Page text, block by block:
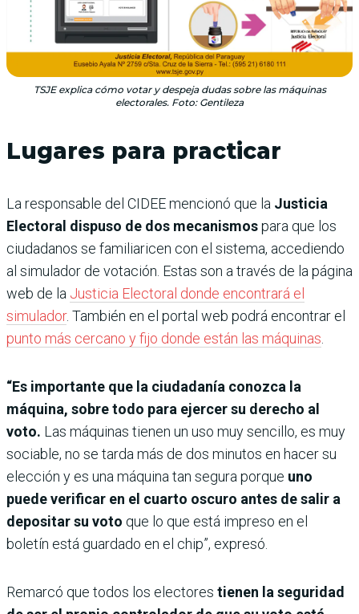
TSJE explica cómo votar y despeja dudas sobre las máquinas
electorales. Foto: Gentileza
Lugares para practicar
La responsable del CIDEE mencionó que la Justicia
Electoral dispuso de dos mecanismospara que los
ciudadanos se familiaricen con el sistema, accediendo
al simulador de votación. Estas son a través de la página
web de la Justicia Electoral donde encontrará el
simulador. También en el portal web podrá encontrar el
punto más cercano y fijo donde están las máquinas
“Es importante que la ciudadanía conozca la
máquina, sobre todo para ejercer su derecho al
voto. Las máquinas tienen un uso muy sencillo, es muy
sociable, no se tarda más de dos minutos en hacer su
elección y es una máquina tan segura porque uno
puede verificar en el cuarto oscuro antes de salir a
depositar su voto que lo que está impreso en el
boletín está guardado en el chip”, expresó.
Remarcó que todos los electores tienen la seguridad